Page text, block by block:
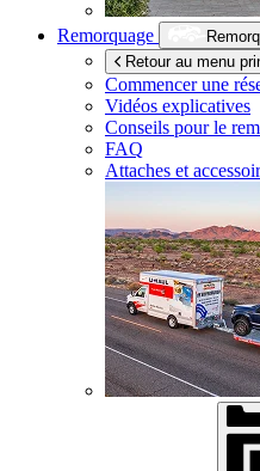
Remorquage
Retour au menu
Commencer une
Vidéos explicatives
Conseils pour le
FAQ
Attaches et